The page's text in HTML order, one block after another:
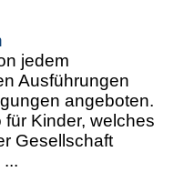
jedem
Ausführungen
angeboten.
Kinder, welches
Gesellschaft